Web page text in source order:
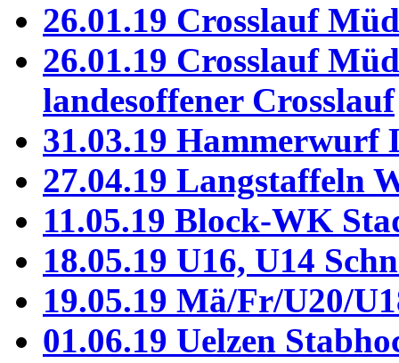
26.01.19 Crosslauf
26.01.19 Crosslauf
landesoffener Crosslauf
31.03.19 Hammerwurf
27.04.19 Langstaffeln
11.05.19 Block-WK
18.05.19 U16, U14
19.05.19 Mä/Fr/U20/
01.06.19 Uelzen